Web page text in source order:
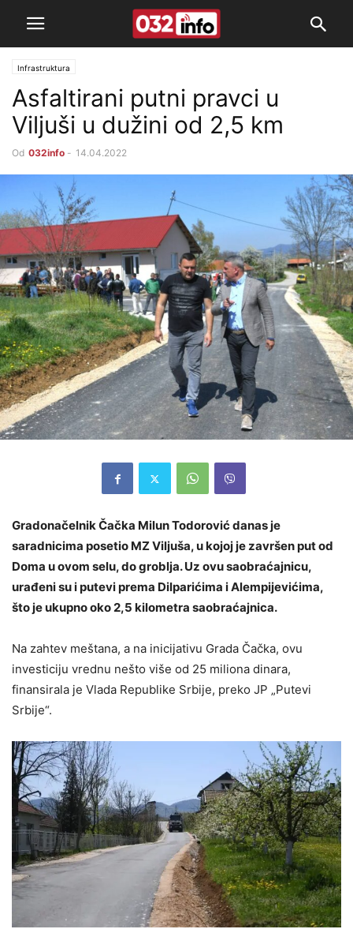
Infrastruktura
Asfaltirani putni pravci u
Viljuši u dužini od 2,5 km
Od 032info - 14.04.2022
Gradonačelnik Čačka Milun Todorović danas je
saradnicima posetio MZ Viljuša, u kojoj je završen put od
Doma u ovom selu, do groblja. Uz ovu saobraćajnicu,
urađeni su i putevi prema Dilparićima i Alempijevićima,
što je ukupno oko 2,5 kilometra saobraćajnica.
Na zahtev meštana, a na inicijativu Grada Čačka, ovu
investiciju vrednu nešto više od 25 miliona dinara,
finansirala je Vlada Republike Srbije, preko JP „Putevi
Srbije“.